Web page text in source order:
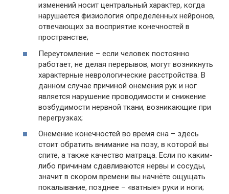
изменений носит центральный характер, когда
нарушается физиология определённых нейронов,
отвечающих за восприятие конечностей в
пространстве;
Переутомление – если человек постоянно
работает, не делая перерывов, могут возникнуть
характерные неврологические расстройства. В
данном случае причиной онемения рук и ног
является нарушение проводимости и снижение
возбудимости нервной ткани, возникающие при
перегрузках;
Онемение конечностей во время сна – здесь
стоит обратить внимание на позу, в которой вы
спите, а также качество матраца. Если по каким-
либо причинам сдавливаются нервы и сосуды,
значит в скором времени вы начнёте ощущать
покалывание, позднее – «ватные» руки и ноги;